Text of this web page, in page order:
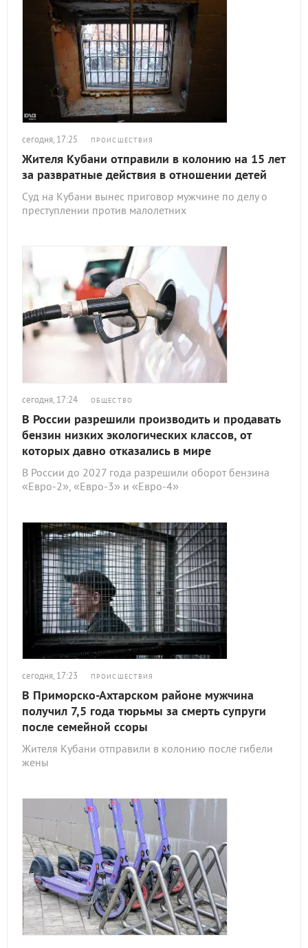
сегодня, 17:25 ПРОИСШЕСТВИЯ
Жителя Кубани отправили в колонию на 15 лет
за развратные действия в отношении детей
Суд на Кубани вынес приговор мужчине по делу о
преступлении против малолетних
сегодня, 17:24 ОБЩЕСТВО
В России разрешили производить и продавать
бензин низких экологических классов, от
которых давно отказались в мире
В России до 2027 года разрешили оборот бензина
«Евро-2», «Евро-3» и «Евро-4»
сегодня, 17:23 ПРОИСШЕСТВИЯ
В Приморско-Ахтарском районе мужчина
получил 7,5 года тюрьмы за смерть супруги
после семейной ссоры
Жителя Кубани отправили в колонию после гибели
жены